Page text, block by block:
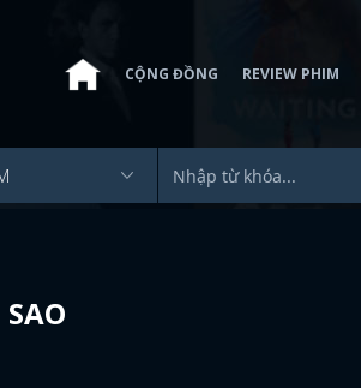
CỘNG ĐỒNG REVIEW PHIM